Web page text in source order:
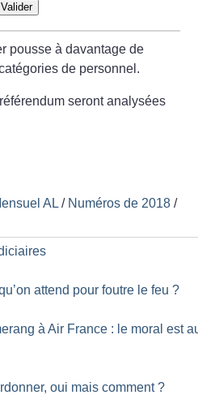
Valider
pousse à davantage de
de personnel.
seront analysées
AL / Numéros de 2018 /
attend pour foutre le feu ?
à Air France : le moral est
oui mais comment ?